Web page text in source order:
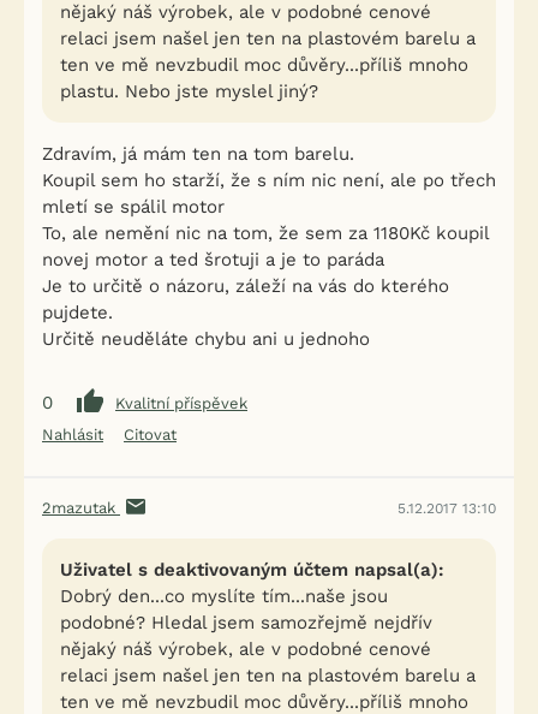
nějaký náš výrobek, ale v podobné cenové
relaci jsem našel jen ten na plastovém barelu a
ten ve mě nevzbudil moc důvěry...příliš mnoho
plastu. Nebo jste myslel jiný?
Zdravím, já mám ten na tom barelu.
Koupil sem ho starží, že s ním nic není, ale po třech
mletí se spálil motor
To, ale nemění nic na tom, že sem za 1180Kč koupil
novej motor a ted šrotuji a je to paráda
Je to určitě o názoru, záleží na vás do kterého
pujdete.
Určitě neuděláte chybu ani u jednoho
0
Kvalitní příspěvek
Nahlásit
Citovat
2mazutak 5.12.2017 13:10
Uživatel s deaktivovaným účtem napsal(a):
Dobrý den...co myslíte tím...naše jsou
podobné? Hledal jsem samozřejmě nejdřív
nějaký náš výrobek, ale v podobné cenové
relaci jsem našel jen ten na plastovém barelu a
ten ve mě nevzbudil moc důvěry...příliš mnoho